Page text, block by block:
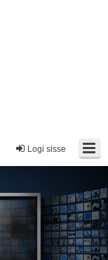
Logi sisse